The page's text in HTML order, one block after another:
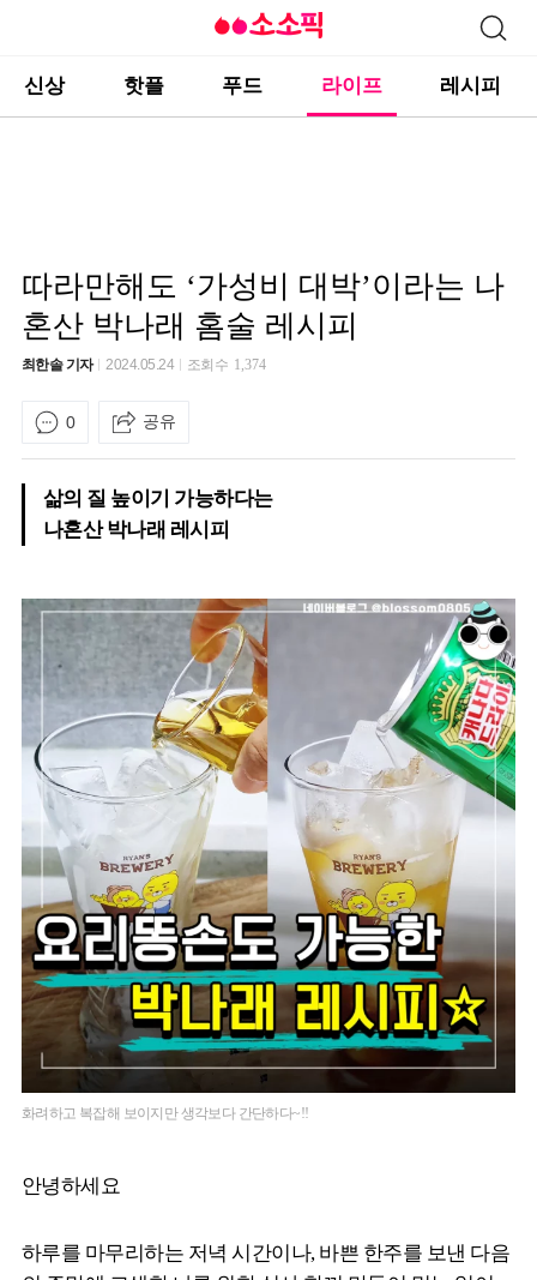
신상 핫플 푸드 라이프 레시피
따라만해도 ‘가성비 대박’이라는 나
혼산 박나래 홈술 레시피
최한솔 기자 2024.05.24 조회수 1,374
0 공유
삶의 질 높이기 가능하다는
나혼산 박나래 레시피
화려하고 복잡해 보이지만 생각보다 간단하다~!!
안녕하세요
하루를 마무리하는 저녁 시간이나, 바쁜 한주를 보낸 다음